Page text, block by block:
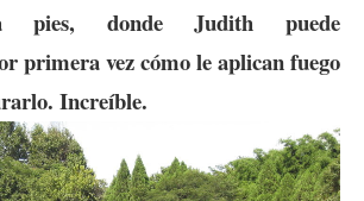
pies, donde Judith puede
primera vez cómo le aplican fuego
Increíble.